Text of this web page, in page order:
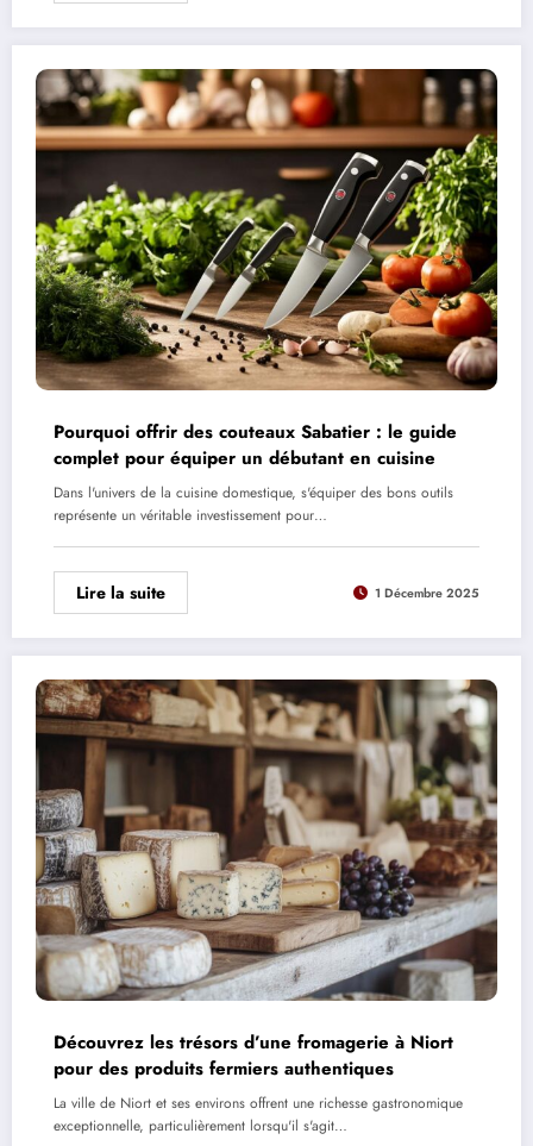
Pourquoi offrir des couteaux Sabatier : le guide
complet pour équiper un débutant en cuisine
Dans l'univers de la cuisine domestique, s'équiper des bons outils
représente un véritable investissement pour…
Lire la suite 1 Décembre 2025
Découvrez les trésors d’une fromagerie à Niort
pour des produits fermiers authentiques
La ville de Niort et ses environs offrent une richesse gastronomique
exceptionnelle, particulièrement lorsqu'il s'agit…